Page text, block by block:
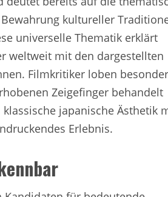
kultureller
universelle Thematik erklärt
weltweit mit den dargestellten
Filmkritiker loben
Zeigefinger behandelt
japanische Ästhetik
Erlebnis.